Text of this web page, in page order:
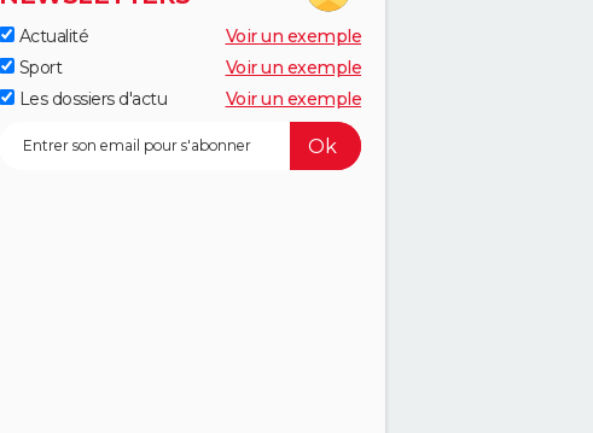
Actualité
Voir un exemple
Sport
Voir un exemple
Les dossiers d'actu
Voir un exemple